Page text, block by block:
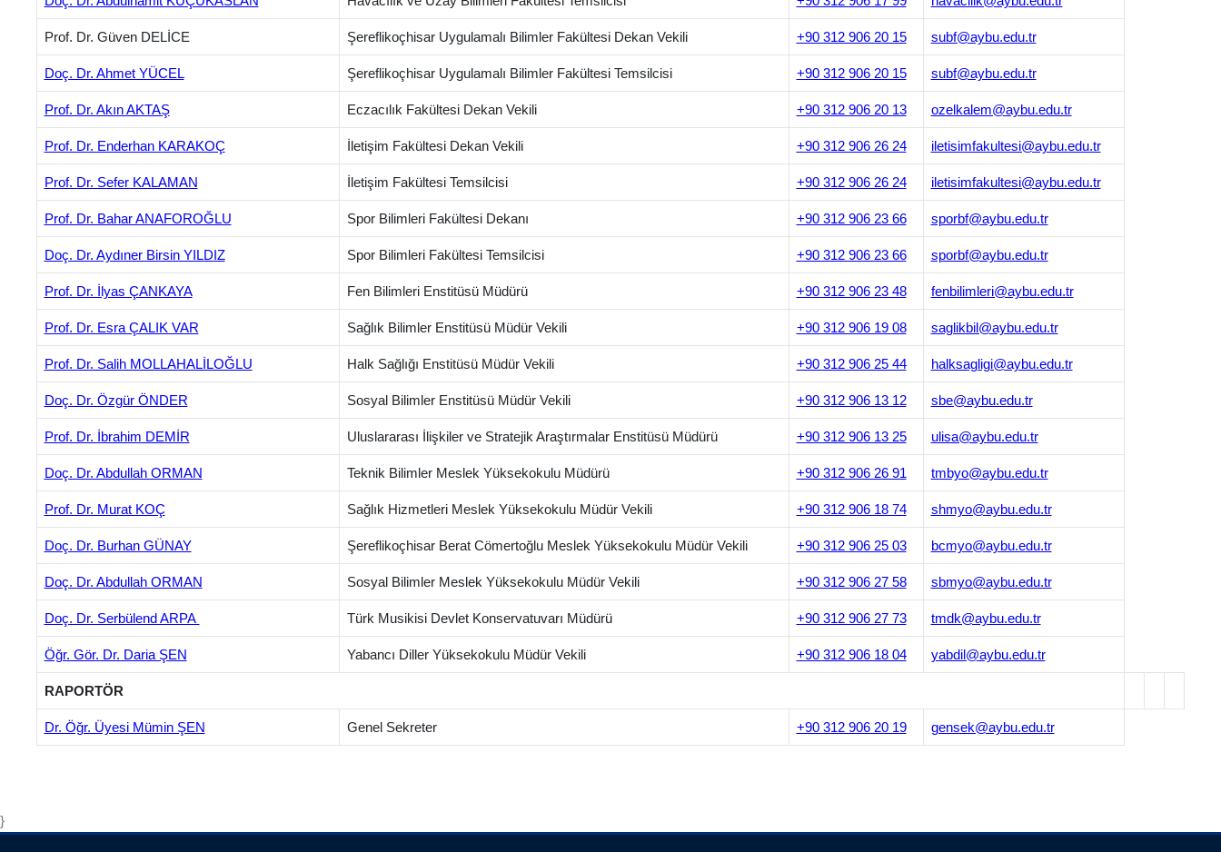
Prof. Dr. Güven DELİCE Şereflikoçhisar Uygulamalı Bilimler Fakültesi Dekan Vekili +90 312 906 20 15 subf@aybu.edu.tr
Doç. Dr. Ahmet YÜCEL Şereflikoçhisar Uygulamalı Bilimler Fakültesi Temsilcisi +90 312 906 20 15 subf@aybu.edu.tr
Prof. Dr. Akın AKTAŞ Eczacılık Fakültesi Dekan Vekili +90 312 906 20 13 ozelkalem@aybu.edu.tr
Prof. Dr. Enderhan KARAKOÇ İletişim Fakültesi Dekan Vekili +90 312 906 26 24 iletisimfakultesi@aybu.edu.tr
Prof. Dr. Sefer KALAMAN İletişim Fakültesi Temsilcisi +90 312 906 26 24 iletisimfakultesi@aybu.edu.tr
Prof. Dr. Bahar ANAFOROĞLU Spor Bilimleri Fakültesi Dekanı +90 312 906 23 66 sporbf@aybu.edu.tr
Doç. Dr. Aydıner Birsin YILDIZ Spor Bilimleri Fakültesi Temsilcisi +90 312 906 23 66 sporbf@aybu.edu.tr
Prof. Dr. İlyas ÇANKAYA Fen Bilimleri Enstitüsü Müdürü +90 312 906 23 48 fenbilimleri@aybu.edu.tr
Prof. Dr. Esra ÇALIK VAR Sağlık Bilimler Enstitüsü Müdür Vekili +90 312 906 19 08 saglikbil@aybu.edu.tr
Prof. Dr. Salih MOLLAHALİLOĞLU Halk Sağlığı Enstitüsü Müdür Vekili +90 312 906 25 44 halksagligi@aybu.edu.tr
Doç. Dr. Özgür ÖNDER Sosyal Bilimler Enstitüsü Müdür Vekili +90 312 906 13 12 sbe@aybu.edu.tr
Prof. Dr. İbrahim DEMİR Uluslararası İlişkiler ve Stratejik Araştırmalar Enstitüsü Müdürü +90 312 906 13 25 ulisa@aybu.edu.tr
Doç. Dr. Abdullah ORMAN Teknik Bilimler Meslek Yüksekokulu Müdürü +90 312 906 26 91 tmbyo@aybu.edu.tr
Prof. Dr. Murat KOÇ Sağlık Hizmetleri Meslek Yüksekokulu Müdür Vekili +90 312 906 18 74 shmyo@aybu.edu.tr
Doç. Dr. Burhan GÜNAY Şereflikoçhisar Berat Cömertoğlu Meslek Yüksekokulu Müdür Vekili +90 312 906 25 03 bcmyo@aybu.edu.tr
Doç. Dr. Abdullah ORMAN Sosyal Bilimler Meslek Yüksekokulu Müdür Vekili +90 312 906 27 58 sbmyo@aybu.edu.tr
Doç. Dr. Serbülend ARPA Türk Musikisi Devlet Konservatuvarı Müdürü +90 312 906 27 73 tmdk@aybu.edu.tr
Öğr. Gör. Dr. Daria ŞEN Yabancı Diller Yüksekokulu Müdür Vekili +90 312 906 18 04 yabdil@aybu.edu.tr
RAPORTÖR
Dr. Öğr. Üyesi Mümin ŞEN Genel Sekreter +90 312 906 20 19 gensek@aybu.edu.tr
}